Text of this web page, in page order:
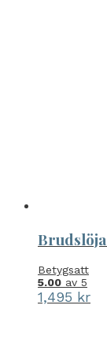
Betygsatt
5.00 av 5
1,495 kr